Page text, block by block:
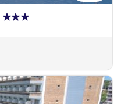
Excellent